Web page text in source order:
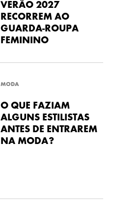
VERÃO 2027
RECORREM AO
GUARDA-ROUPA
FEMININO
MODA
O QUE FAZIAM
ALGUNS ESTILISTAS
ANTES DE ENTRAREM
NA MODA?